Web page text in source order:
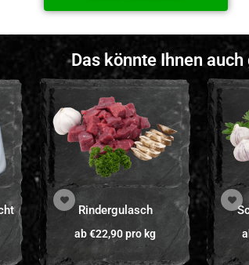
Das könnte Ihnen
Rindergulasch
ab€22,90pro kg